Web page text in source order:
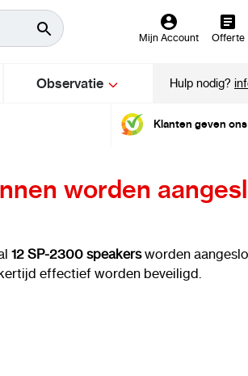
Mijn Account Offerte
Observatie Hulp nodig?
Klanten geven
worden
12 SP-2300 speakersworden
effectief worden beveiligd.